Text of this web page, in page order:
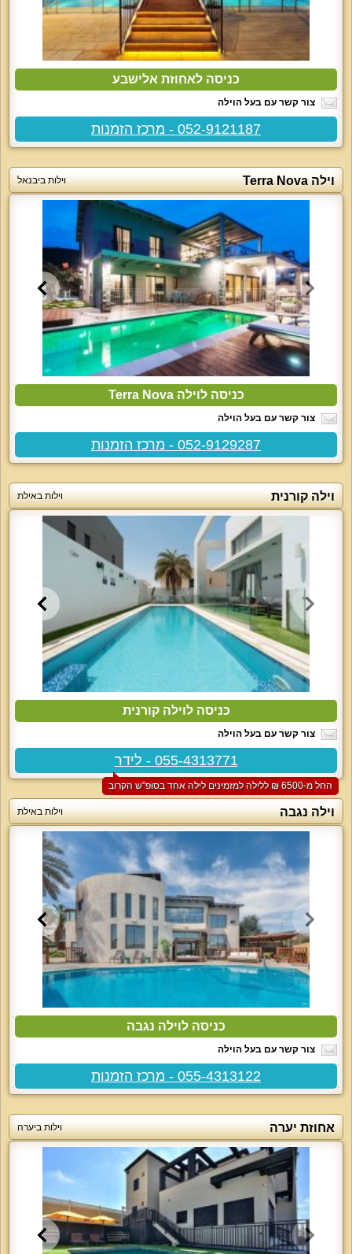
כניסה לאחוזת אלישבע
צור קשר עם בעל הוילה
052-9121187 - מרכז הזמנות
וילה Terra Nova וילות ביבנאל
כניסה לוילה Terra Nova
צור קשר עם בעל הוילה
052-9129287 - מרכז הזמנות
וילה קורנית וילות באילת
כניסה לוילה קורנית
צור קשר עם בעל הוילה
055-4313771 - לידר
החל מ-‏6500 ₪ ללילה למזמינים לילה אחד בסופ"ש הקרוב
וילה נגבה וילות באילת
כניסה לוילה נגבה
צור קשר עם בעל הוילה
055-4313122 - מרכז הזמנות
אחוזת יערה וילות ביערה